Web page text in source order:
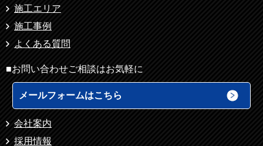
施工エリア
施工事例
よくある質問
■お問い合わせご相談はお気軽に
メールフォームはこちら
会社案内
採用情報